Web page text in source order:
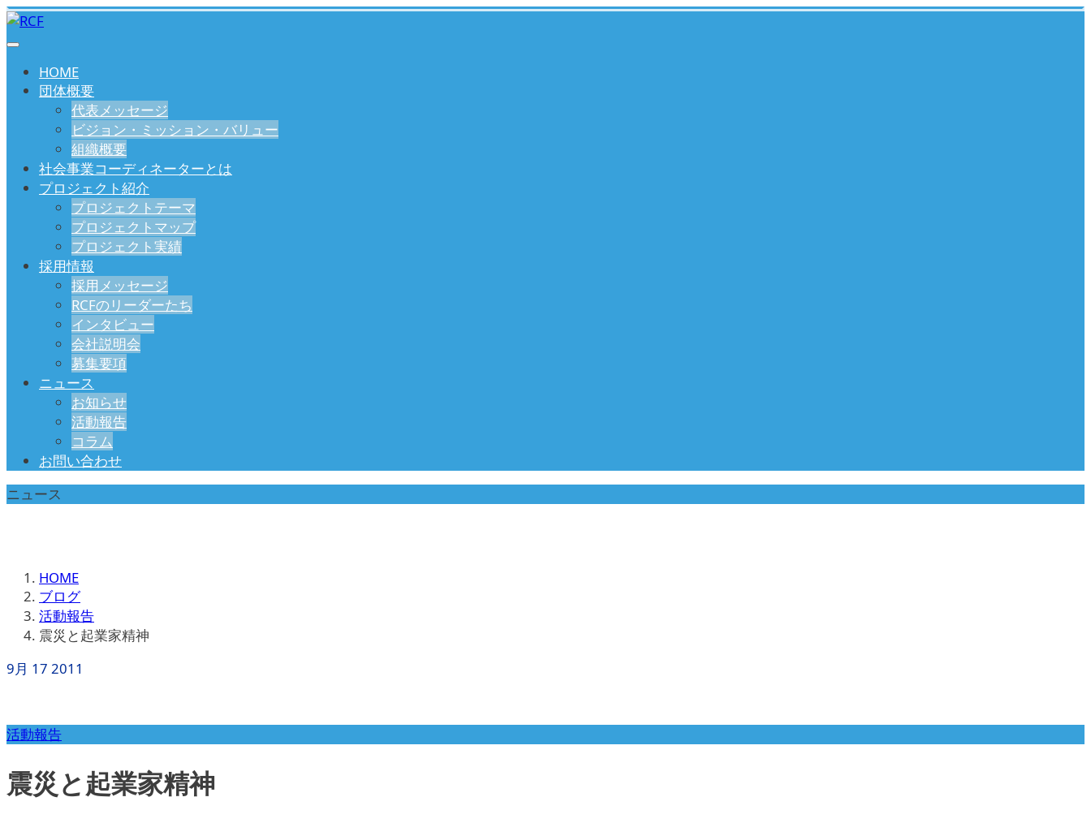
HOME
団体概要
代表メッセージ
ビジョン・ミッション・バリュー
組織概要
社会事業コーディネーターとは
プロジェクト紹介
プロジェクトテーマ
プロジェクトマップ
プロジェクト実績
採用情報
採用メッセージ
RCFのリーダーたち
インタビュー
会社説明会
募集要項
ニュース
お知らせ
活動報告
コラム
お問い合わせ
ニュース
HOME
ブログ
活動報告
震災と起業家精神
9月 17 2011
活動報告
震災と起業家精神